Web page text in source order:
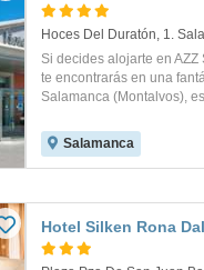
Hoces Del Duratón, 1.
Si decides alojarte en
te encontrarás en una
Salamanca (Montalvos),
Salamanca
Hotel Silken Rona